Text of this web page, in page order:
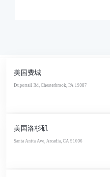
美国费城
Duportail Rd, Chesterbrook, PA 19087
美国洛杉矶
Santa Anita Ave, Arcadia, CA 91006